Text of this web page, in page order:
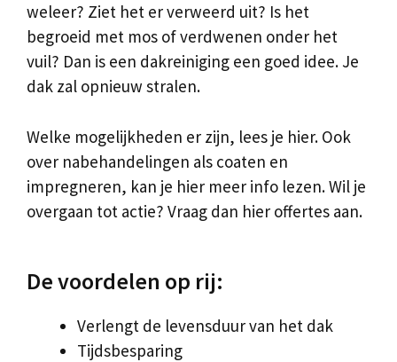
weleer? Ziet het er verweerd uit? Is het
begroeid met mos of verdwenen onder het
vuil? Dan is een dakreiniging een goed idee. Je
dak zal opnieuw stralen.
Welke mogelijkheden er zijn, lees je hier. Ook
over nabehandelingen als coaten en
impregneren, kan je hier meer info lezen. Wil je
overgaan tot actie? Vraag dan hier offertes aan.
De voordelen op rij:
Verlengt de levensduur van het dak
Tijdsbesparing